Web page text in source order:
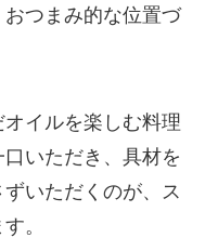
つまみ的な位置づ
イルを楽しむ料理
いただき、具材を
いただくのが、ス
。